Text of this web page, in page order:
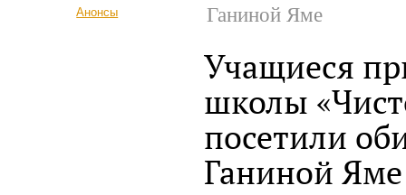
Анонсы
Ганиной Яме
Учащиеся
школы
посетили
Ганиной Яме